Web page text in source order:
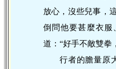
放心，沒些兒事，
倒問他要甚麼衣服
道：“好手不敵雙拳
行者的膽量原